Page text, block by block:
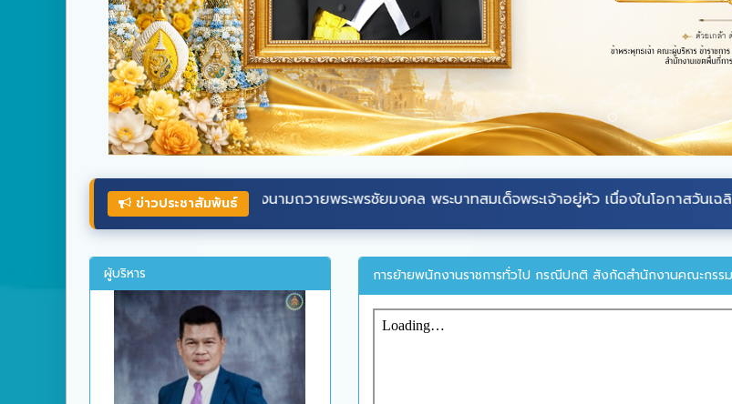
ข่าวประชาสัมพันธ์
ร่วมลงนามถวายพระพรชัยมงคลพระบาทสมเด็จพระเจ้าอยู่หัวเนื่องในโอกาสวันเฉลิมพระชนมพร
ผู้บริหาร การย้ายพนักงานราชการทั่วไป กรณีปกติ สังกัดสำนักงานคณะกรร